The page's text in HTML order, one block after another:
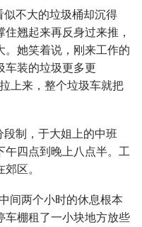
不大的垃圾桶却沉得
翘起来再反身过来推，
。她笑着说，刚来工作的
车装的垃圾更多更
上来，整个垃圾车就把
制，于大姐上的中班
午四点到晚上八点半。工
区。
间两个小时的休息根本
车棚租了一小块地方放些